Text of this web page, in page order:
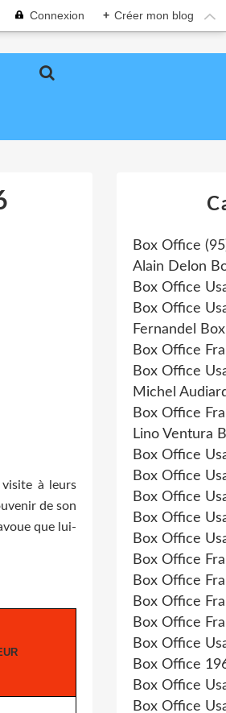
Connexion + Créer mon blog
à leurs
de son
que lui-
Box Office
Alain Delon
Box Office
Box Office
Fernandel
Box Office
Box Office
Michel
Box Office
Lino Ventura
Box Office
Box Office
Box Office
Box Office
Box Office
Box Office
Box Office
Box Office
Box Office
Box Office
Box Office
Box Office
Box Office